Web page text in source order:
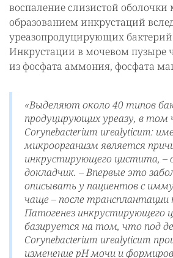
воспаление слизистой оболочки
образованием инкрустаций
уреазопродуцирующих
Инкрустации в мочевом пузыре
из фосфата аммония, фосфата
«Выделяют около 40 типов
продуцирующих уреазу, в том
Corynebacterium urealyticum:
микроорганизм является
инкрустирующего цистита, –
докладчик. – Впервые это
описывать у пациентов с
чаще – после трансплантации
Патогенез инкрустирующего
базируется на том, что под
Corynebacterium urealyticum
изменение pH мочи и